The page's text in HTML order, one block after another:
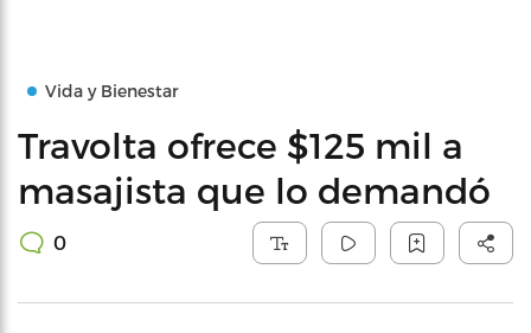
Vida y Bienestar
Travolta ofrece $125 mil a
masajista que lo demandó
0